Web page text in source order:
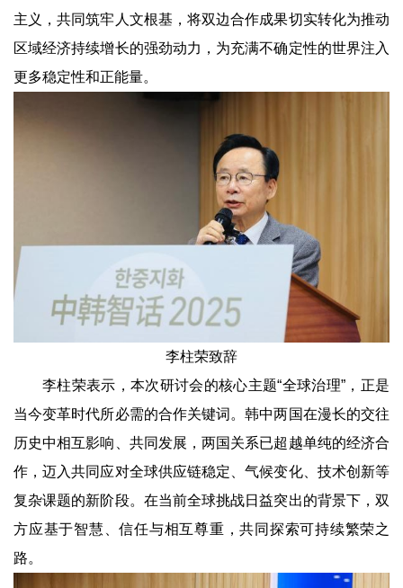
主义，共同筑牢人文根基，将双边合作成果切实转化为推动
区域经济持续增长的强劲动力，为充满不确定性的世界注入
更多稳定性和正能量。
李柱荣致辞
李柱荣表示，本次研讨会的核心主题“全球治理”，正是
当今变革时代所必需的合作关键词。韩中两国在漫长的交往
历史中相互影响、共同发展，两国关系已超越单纯的经济合
作，迈入共同应对全球供应链稳定、气候变化、技术创新等
复杂课题的新阶段。在当前全球挑战日益突出的背景下，双
方应基于智慧、信任与相互尊重，共同探索可持续繁荣之
路。